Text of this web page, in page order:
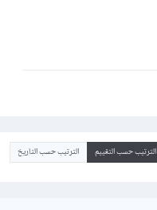
الترتيب حسب التقييم الترتيب حسب التاريخ